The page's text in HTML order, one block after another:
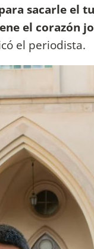
sacarle el
el corazón
el periodista.